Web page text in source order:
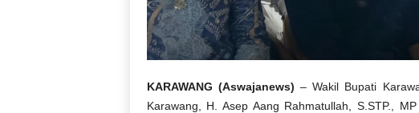
KARAWANG (Aswajanews) – Wakil Bupati
Karawang, H. Asep Aang Rahmatullah, S.STP.,